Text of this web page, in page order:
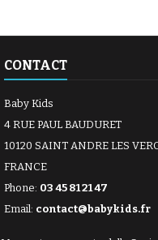
CONTACT
Baby Kids
4 RUE PAUL BAUDURET
10120 SAINT ANDRE LES
FRANCE
Phone: 03 45 81 21 47
Email: contact@babykids.fr